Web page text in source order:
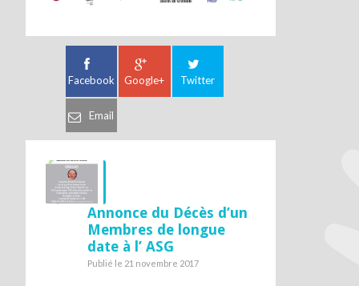
Facebook Google+ Twitter
Email
Annonce du Décès d’un
Membres de longue
date à l’ ASG
Publié le 21 novembre 2017